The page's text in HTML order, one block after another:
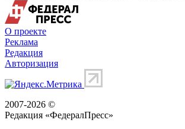
О проекте
Реклама
Редакция
Авторизация
2007-2026 ©
Редакция «ФедералПресс»